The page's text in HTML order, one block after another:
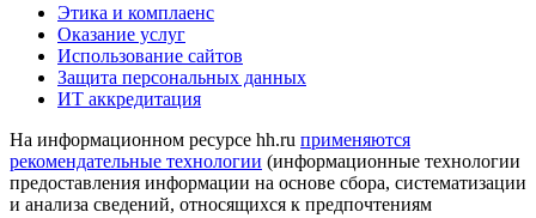
Этика и комплаенс
Оказание услуг
Использование сайтов
Защита персональных данных
ИТ аккредитация
На информационном ресурсе hh.ru применяются
рекомендательные технологии (информационные технологии
предоставления информации на основе сбора, систематизации
и анализа сведений, относящихся к предпочтениям